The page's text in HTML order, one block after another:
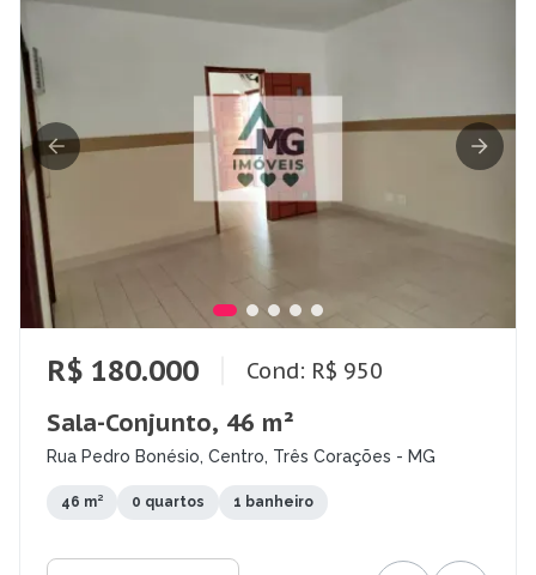
R$ 180.000 Cond: R$ 950
Sala-Conjunto, 46 m²
Rua Pedro Bonésio, Centro, Três Corações - MG
46 m² 0 quartos 1 banheiro